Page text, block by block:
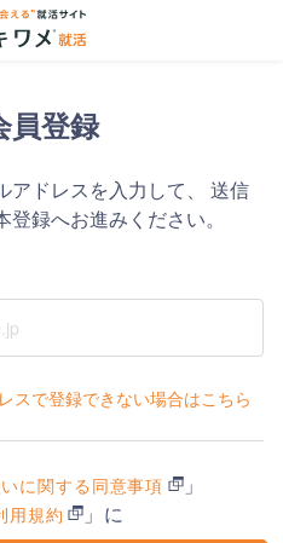
員登録
ドレスを入力して、
送信
録へお進みください。
スで登録できない場合はこちら
に関する同意事項
」
用規約
」に